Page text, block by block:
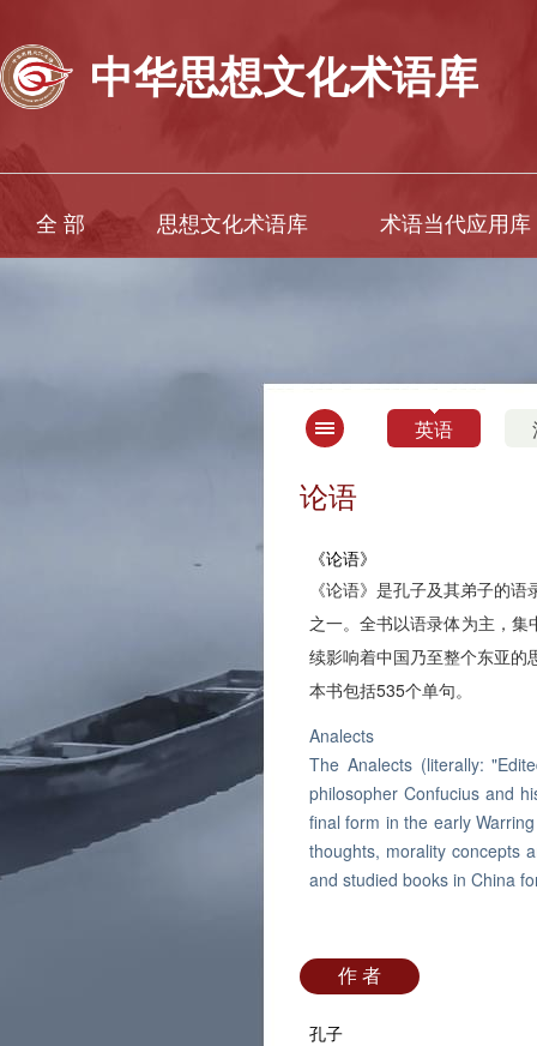
中华思想文化术语库
全 部 思想文化术语库 术语当代应用库
英语
论语
《论语》
《论语》是孔子及其弟子的
之一。全书以语录体为主，
续影响着中国乃至整个东亚的
本书包括535个单句。
Analects
The Analects (literally:
philosopher Confucius and
final form in the early
thoughts, morality concepts
and studied books in China
作 者
孔子